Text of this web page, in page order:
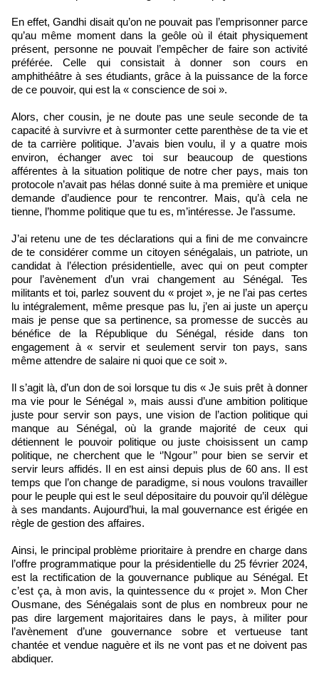
En effet, Gandhi disait qu’on ne pouvait pas l’emprisonner parce
qu’au même moment dans la geôle où il était physiquement
présent, personne ne pouvait l’empêcher de faire son activité
préférée. Celle qui consistait à donner son cours en
amphithéâtre à ses étudiants, grâce à la puissance de la force
de ce pouvoir, qui est la « conscience de soi ».
Alors, cher cousin, je ne doute pas une seule seconde de ta
capacité à survivre et à surmonter cette parenthèse de ta vie et
de ta carrière politique. J’avais bien voulu, il y a quatre mois
environ, échanger avec toi sur beaucoup de questions
afférentes à la situation politique de notre cher pays, mais ton
protocole n’avait pas hélas donné suite à ma première et unique
demande d’audience pour te rencontrer. Mais, qu’à cela ne
tienne, l’homme politique que tu es, m’intéresse. Je l’assume.
J’ai retenu une de tes déclarations qui a fini de me convaincre
de te considérer comme un citoyen sénégalais, un patriote, un
candidat à l’élection présidentielle, avec qui on peut compter
pour l’avènement d’un vrai changement au Sénégal. Tes
militants et toi, parlez souvent du « projet », je ne l’ai pas certes
lu intégralement, même presque pas lu, j’en ai juste un aperçu
mais je pense que sa pertinence, sa promesse de succès au
bénéfice de la République du Sénégal, réside dans ton
engagement à « servir et seulement servir ton pays, sans
même attendre de salaire ni quoi que ce soit ».
Il s’agit là, d’un don de soi lorsque tu dis « Je suis prêt à donner
ma vie pour le Sénégal », mais aussi d’une ambition politique
juste pour servir son pays, une vision de l’action politique qui
manque au Sénégal, où la grande majorité de ceux qui
détiennent le pouvoir politique ou juste choisissent un camp
politique, ne cherchent que le ‘’Ngour’’ pour bien se servir et
servir leurs affidés. Il en est ainsi depuis plus de 60 ans. Il est
temps que l’on change de paradigme, si nous voulons travailler
pour le peuple qui est le seul dépositaire du pouvoir qu’il délègue
à ses mandants. Aujourd’hui, la mal gouvernance est érigée en
règle de gestion des affaires.
Ainsi, le principal problème prioritaire à prendre en charge dans
l’offre programmatique pour la présidentielle du 25 février 2024,
est la rectification de la gouvernance publique au Sénégal. Et
c’est ça, à mon avis, la quintessence du « projet ». Mon Cher
Ousmane, des Sénégalais sont de plus en nombreux pour ne
pas dire largement majoritaires dans le pays, à militer pour
l’avènement d’une gouvernance sobre et vertueuse tant
chantée et vendue naguère et ils ne vont pas et ne doivent pas
abdiquer.